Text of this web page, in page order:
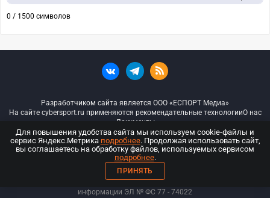
0 / 1500 символов
Разработчиком сайта является ООО «ЕСПОРТ Медиа»
На сайте cybersport.ru применяются рекомендательные технологииО нас
Документы
© ООО «Киберспорт.ру» — Все права защищены
18+
ООО «Киберспорт.ру». Свидетельство о регистрации средств массовой
информации ЭЛ № ФС 77 - 74022
Для повышения удобства сайта мы используем cookie-файлы и
сервис Яндекс.Метрика подробнее. Продолжая использовать сайт,
вы соглашаетесь на обработку файлов, используемых сервисом
подробнее.
ПРИНЯТЬ